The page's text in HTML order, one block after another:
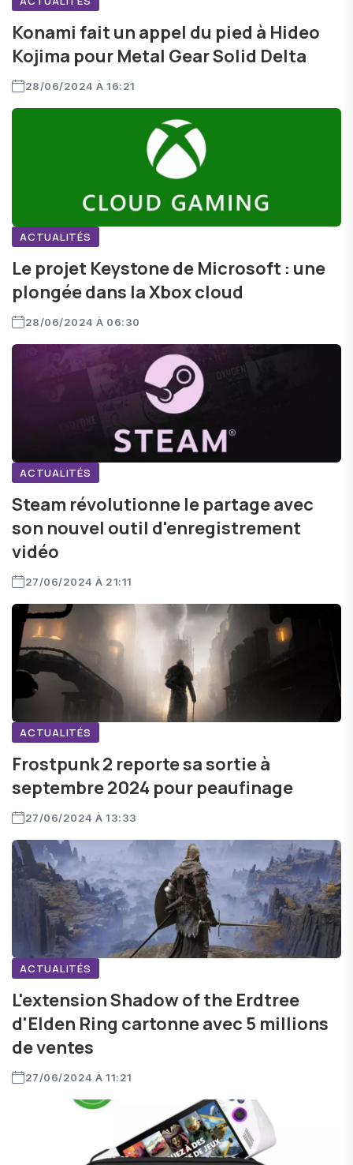
Konami fait un appel du pied à Hideo
Kojima pour Metal Gear Solid Delta
28/06/2024 À 16:21
ACTUALITÉS
Le projet Keystone de Microsoft : une
plongée dans la Xbox cloud
28/06/2024 À 06:30
ACTUALITÉS
Steam révolutionne le partage avec
son nouvel outil d'enregistrement
vidéo
27/06/2024 À 21:11
ACTUALITÉS
Frostpunk 2 reporte sa sortie à
septembre 2024 pour peaufinage
27/06/2024 À 13:33
ACTUALITÉS
L'extension Shadow of the Erdtree
d'Elden Ring cartonne avec 5 millions
de ventes
27/06/2024 À 11:21